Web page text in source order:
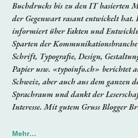
Buchdrucks bis zu den IT basierten
der Gegenwart rasant entwickelt hat.
informiert über Fakten und
Sparten der
Schrift, Typografie, Design,
Papier usw. «typoinfo.ch» berichtet
Schweiz, aber auch aus dem ganzen
Sprachraum und dankt der
Interesse. Mit gutem Gruss Blogger
Mehr…